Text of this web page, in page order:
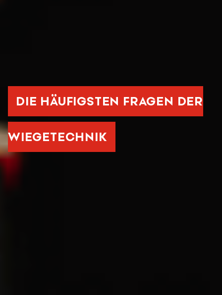
DIE HÄUFIGSTEN FRAGEN DER
WIEGETECHNIK